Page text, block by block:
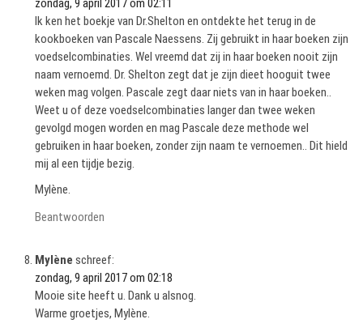
zondag, 9 april 2017 om 02:11
Ik ken het boekje van Dr.Shelton en ontdekte het terug in de
kookboeken van Pascale Naessens. Zij gebruikt in haar boeken zijn
voedselcombinaties. Wel vreemd dat zij in haar boeken nooit zijn
naam vernoemd. Dr. Shelton zegt dat je zijn dieet hooguit twee
weken mag volgen. Pascale zegt daar niets van in haar boeken..
Weet u of deze voedselcombinaties langer dan twee weken
gevolgd mogen worden en mag Pascale deze methode wel
gebruiken in haar boeken, zonder zijn naam te vernoemen.. Dit hield
mij al een tijdje bezig.
Mylène.
Beantwoorden
Mylène schreef:
zondag, 9 april 2017 om 02:18
Mooie site heeft u. Dank u alsnog.
Warme groetjes, Mylène.